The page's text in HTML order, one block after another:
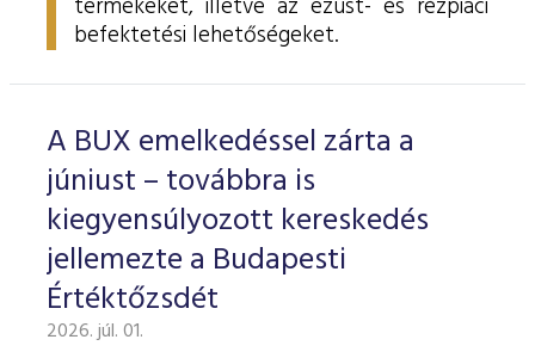
termékeket, illetve az ezüst- és rézpiaci
befektetési lehetőségeket.
A BUX emelkedéssel zárta a
júniust – továbbra is
kiegyensúlyozott kereskedés
jellemezte a Budapesti
Értéktőzsdét
2026. júl. 01.